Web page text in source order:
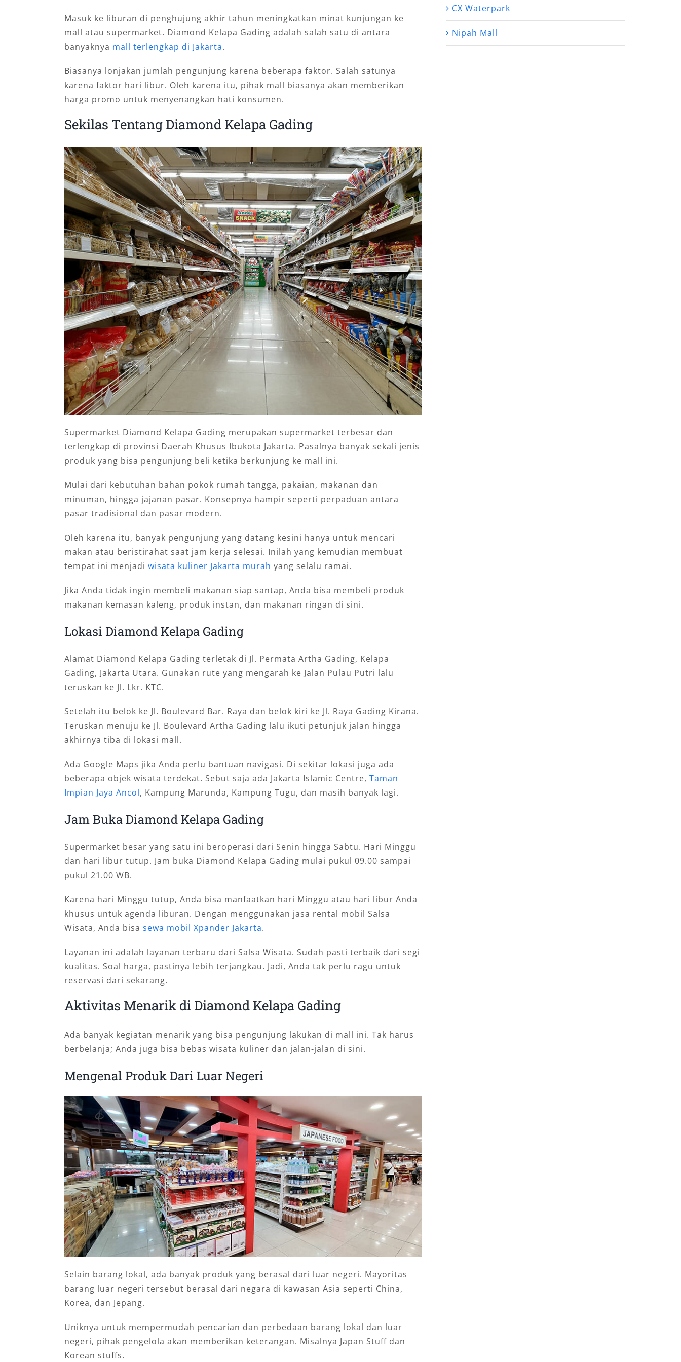
Masuk ke liburan di penghujung akhir tahun meningkatkan minat kunjungan ke
mall atau supermarket. Diamond Kelapa Gading adalah salah satu di antara
banyaknya mall terlengkap di Jakarta.
Biasanya lonjakan jumlah pengunjung karena beberapa faktor. Salah satunya
karena faktor hari libur. Oleh karena itu, pihak mall biasanya akan memberikan
harga promo untuk menyenangkan hati konsumen.
Sekilas Tentang Diamond Kelapa Gading
Supermarket Diamond Kelapa Gading merupakan supermarket terbesar dan
terlengkap di provinsi Daerah Khusus Ibukota Jakarta. Pasalnya banyak sekali jenis
produk yang bisa pengunjung beli ketika berkunjung ke mall ini.
Mulai dari kebutuhan bahan pokok rumah tangga, pakaian, makanan dan
minuman, hingga jajanan pasar. Konsepnya hampir seperti perpaduan antara
pasar tradisional dan pasar modern.
Oleh karena itu, banyak pengunjung yang datang kesini hanya untuk mencari
makan atau beristirahat saat jam kerja selesai. Inilah yang kemudian membuat
tempat ini menjadi wisata kuliner Jakarta murah yang selalu ramai.
Jika Anda tidak ingin membeli makanan siap santap, Anda bisa membeli produk
makanan kemasan kaleng, produk instan, dan makanan ringan di sini.
Lokasi Diamond Kelapa Gading
Alamat Diamond Kelapa Gading terletak di Jl. Permata Artha Gading, Kelapa
Gading, Jakarta Utara. Gunakan rute yang mengarah ke Jalan Pulau Putri lalu
teruskan ke Jl. Lkr. KTC.
Setelah itu belok ke Jl. Boulevard Bar. Raya dan belok kiri ke Jl. Raya Gading Kirana.
Teruskan menuju ke Jl. Boulevard Artha Gading lalu ikuti petunjuk jalan hingga
akhirnya tiba di lokasi mall.
Ada Google Maps jika Anda perlu bantuan navigasi. Di sekitar lokasi juga ada
beberapa objek wisata terdekat. Sebut saja ada Jakarta Islamic Centre, Taman
Impian Jaya Ancol, Kampung Marunda, Kampung Tugu, dan masih banyak lagi.
Jam Buka Diamond Kelapa Gading
Supermarket besar yang satu ini beroperasi dari Senin hingga Sabtu. Hari Minggu
dan hari libur tutup. Jam buka Diamond Kelapa Gading mulai pukul 09.00 sampai
pukul 21.00 WB.
Karena hari Minggu tutup, Anda bisa manfaatkan hari Minggu atau hari libur Anda
khusus untuk agenda liburan. Dengan menggunakan jasa rental mobil Salsa
Wisata, Anda bisa sewa mobil Xpander Jakarta.
Layanan ini adalah layanan terbaru dari Salsa Wisata. Sudah pasti terbaik dari segi
kualitas. Soal harga, pastinya lebih terjangkau. Jadi, Anda tak perlu ragu untuk
reservasi dari sekarang.
Aktivitas Menarik di Diamond Kelapa Gading
Ada banyak kegiatan menarik yang bisa pengunjung lakukan di mall ini. Tak harus
berbelanja; Anda juga bisa bebas wisata kuliner dan jalan-jalan di sini.
Mengenal Produk Dari Luar Negeri
Selain barang lokal, ada banyak produk yang berasal dari luar negeri. Mayoritas
barang luar negeri tersebut berasal dari negara di kawasan Asia seperti China,
Korea, dan Jepang.
Uniknya untuk mempermudah pencarian dan perbedaan barang lokal dan luar
negeri, pihak pengelola akan memberikan keterangan. Misalnya Japan Stuff dan
Korean stuffs.
CX Waterpark
Nipah Mall